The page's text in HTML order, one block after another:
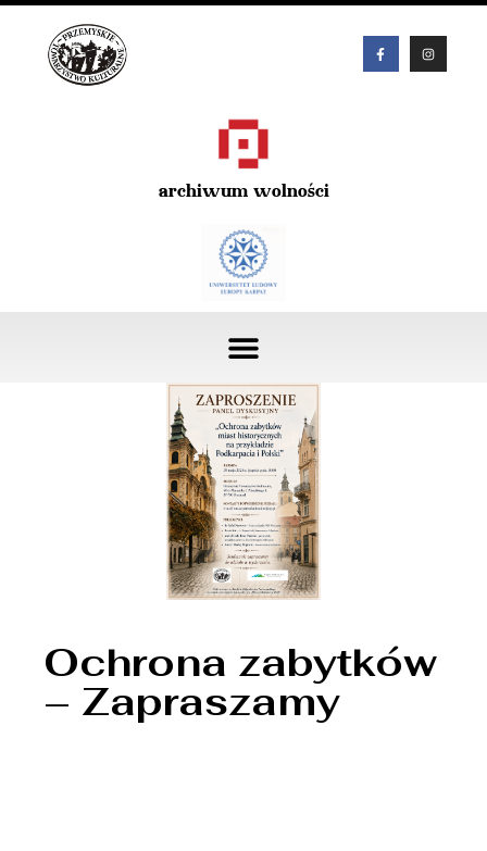
archiwum wolności
Ochrona zabytków
– Zapraszamy